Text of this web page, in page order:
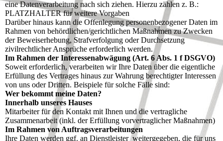
eine Datenverarbeitung nach sich ziehen. Hierzu zählen z. B.:
PLATZHALTER für weitere Vorgaben
Darüber hinaus kann die Offenlegung personenbezogener Daten im
Rahmen von behördlichen/gerichtlichen Maßnahmen zu Zwecken
der Beweiserhebung, Strafverfolgung oder Durchsetzung
zivilrechtlicher Ansprüche erforderlich werden.
Im Rahmen der Interessenabwägung (Art. 6 Abs. 1 f DSGVO)
Soweit erforderlich, verarbeiten wir Ihre Daten über die eigentliche
Erfüllung des Vertrages hinaus zur Wahrung berechtigter Interessen
von uns oder Dritten. Beispiele für solche Fälle sind:
Wer bekommt meine Daten?
Innerhalb unseres Hauses
Mitarbeiter für den Kontakt mit Ihnen und die vertragliche
Zusammenarbeit (inkl. der Erfüllung vorvertraglicher Maßnahmen)
Im Rahmen von Auftragsverarbeitungen
Ihre Daten werden ggf. an Dienstleister weitergegeben, die für uns